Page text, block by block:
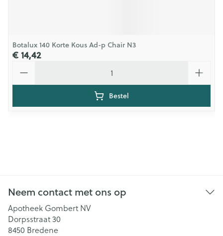
Botalux 140 Korte Kous Ad-p Chair N3
€ 14,42
Bestel
Neem contact met ons op
Apotheek Gombert NV
Dorpsstraat 30
8450 Bredene